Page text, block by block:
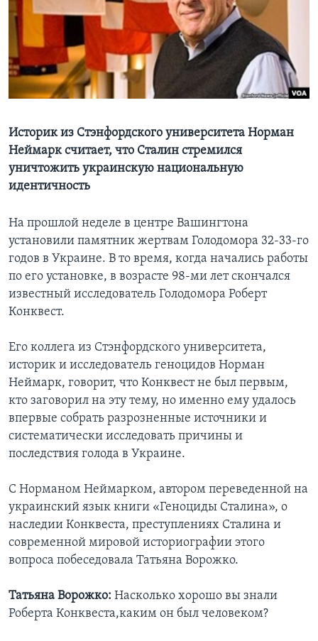
Learning English
СОЦИАЛЬНЫЕ СЕТИ
Языки
Историк из Стэнфордского университета Норман
Неймарк считает, что Сталин стремился
уничтожить украинскую национальную
идентичность
На прошлой неделе в центре Вашингтона
установили памятник жертвам Голодомора 32-33-го
годов в Украине. В то время, когда начались работы
по его установке, в возрасте 98-ми лет скончался
известный исследователь Голодомора Роберт
Конквест.
Его коллега из Стэнфордского университета,
историк и исследователь геноцидов Норман
Неймарк, говорит, что Конквест не был первым,
кто заговорил на эту тему, но именно ему удалось
впервые собрать разрозненные источники и
систематически исследовать причины и
последствия голода в Украине.
С Норманом Неймарком, автором переведенной на
украинский язык книги «Геноциды Сталина», о
наследии Конквеста, преступлениях Сталина и
современной мировой историографии этого
вопроса побеседовала Татьяна Ворожко.
Татьяна Ворожко: Насколько хорошо вы знали
Роберта Конквеста,каким он был человеком?